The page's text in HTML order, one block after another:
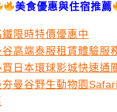
美食優惠與住宿推薦
鐵限時特價優惠中
谷高端泰服租賃體驗服
買日本環球影城快速通
夯曼谷野生動物園